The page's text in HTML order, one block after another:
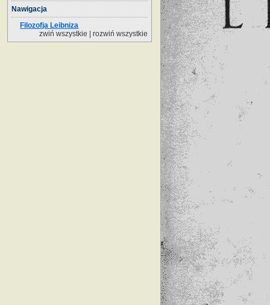
Nawigacja
Filozofja Leibniza
zwiń wszystkie | rozwiń wszystkie